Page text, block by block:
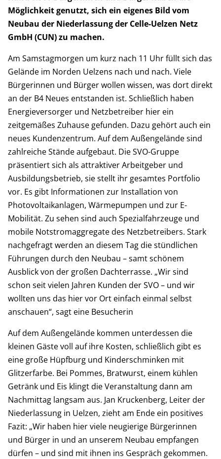
Möglichkeit genutzt, sich ein eigenes Bild vom
Neubau der Niederlassung der Celle-Uelzen Netz
GmbH (CUN) zu machen.
Am Samstagmorgen um kurz nach 11 Uhr füllt sich das
Gelände im Norden Uelzens nach und nach. Viele
Bürgerinnen und Bürger wollen wissen, was dort direkt
an der B4 Neues entstanden ist. Schließlich haben
Energieversorger und Netzbetreiber hier ein
zeitgemäßes Zuhause gefunden. Dazu gehört auch ein
neues Kundenzentrum. Auf dem Außengelände sind
zahlreiche Stände aufgebaut. Die SVO-Gruppe
präsentiert sich als attraktiver Arbeitgeber und
Ausbildungsbetrieb, sie stellt ihr gesamtes Portfolio
vor. Es gibt Informationen zur Installation von
Photovoltaikanlagen, Wärmepumpen und zur E-
Mobilität. Zu sehen sind auch Spezialfahrzeuge und
mobile Notstromaggregate des Netzbetreibers. Stark
nachgefragt werden an diesem Tag die stündlichen
Führungen durch den Neubau – samt schönem
Ausblick von der großen Dachterrasse. „Wir sind
schon seit vielen Jahren Kunden der SVO – und wir
wollten uns das hier vor Ort einfach einmal selbst
anschauen“, sagt eine Besucherin
Auf dem Außengelände kommen unterdessen die
kleinen Gäste voll auf ihre Kosten, schließlich gibt es
eine große Hüpfburg und Kinderschminken mit
Glitzerfarbe. Bei Pommes, Bratwurst, einem kühlen
Getränk und Eis klingt die Veranstaltung dann am
Nachmittag langsam aus. Jan Kruckenberg, Leiter der
Niederlassung in Uelzen, zieht am Ende ein positives
Fazit: „Wir haben hier viele neugierige Bürgerinnen
und Bürger in und an unserem Neubau empfangen
dürfen – und sind mit ihnen ins Gespräch gekommen.